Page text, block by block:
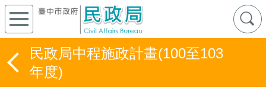
民政局中程施政計畫(100至103
年度)